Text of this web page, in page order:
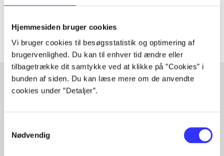
Hjemmesiden bruger cookies
Vi bruger cookies til besøgsstatistik og optimering af
brugervenlighed. Du kan til enhver tid ændre eller
tilbagetrække dit samtykke ved at klikke på ”Cookies” i
bunden af siden. Du kan læse mere om de anvendte
cookies under ”Detaljer”.
Nødvendig